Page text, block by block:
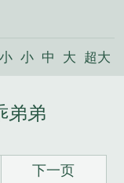
小 中 大 超大
弟弟
下一页